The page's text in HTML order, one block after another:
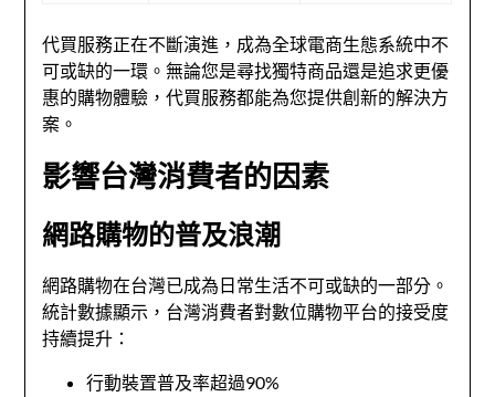
代買服務正在不斷演進，成為全球電商生態系統中不
可或缺的一環。無論您是尋找獨特商品還是追求更優
惠的購物體驗，代買服務都能為您提供創新的解決方
案。
影響台灣消費者的因素
網路購物的普及浪潮
網路購物在台灣已成為日常生活不可或缺的一部分。
統計數據顯示，台灣消費者對數位購物平台的接受度
持續提升：
行動裝置普及率超過90%